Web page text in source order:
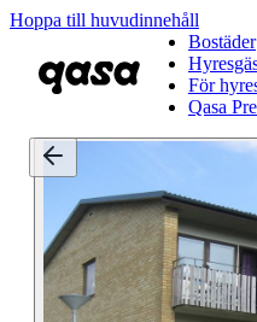
Hoppa till huvudinnehåll
Bostäder
För
Qasa